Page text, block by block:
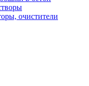
очистители